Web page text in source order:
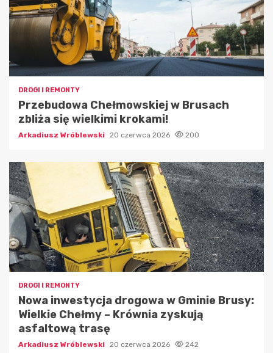
DROGI I REMONTY
Przebudowa Chełmowskiej w Brusach
zbliża się wielkimi krokami!
Arkadiusz Wróblewski 20 czerwca 2026 200
DROGI I REMONTY
Nowa inwestycja drogowa w Gminie Brusy:
Wielkie Chełmy – Krównia zyskują
asfaltową trasę
Arkadiusz Wróblewski 20 czerwca 2026 242